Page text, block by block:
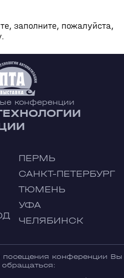
заполните, пожалуйста,
конференции
ПЕРМЬ
САНКТ-ПЕТЕРБУРГ
ТЮМЕНЬ
УФА
ЧЕЛЯБИНСК
посещения конференции Вы